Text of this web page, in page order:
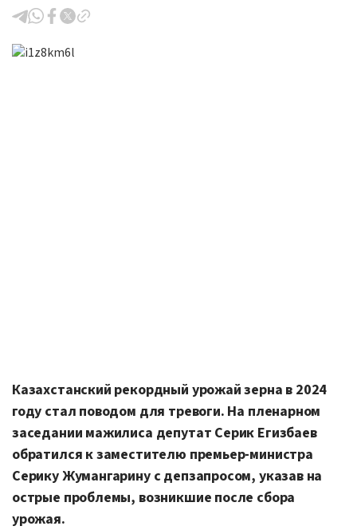
Казахстанский рекордный урожай зерна в 2024
году стал поводом для тревоги. На пленарном
заседании мажилиса депутат Серик Егизбаев
обратился к заместителю премьер-министра
Серику Жумангарину с депзапросом, указав на
острые проблемы, возникшие после сбора
урожая.